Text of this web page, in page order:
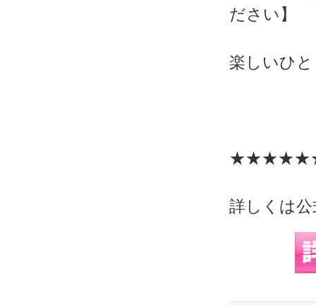
ださい】
楽しいひ
詳しくは